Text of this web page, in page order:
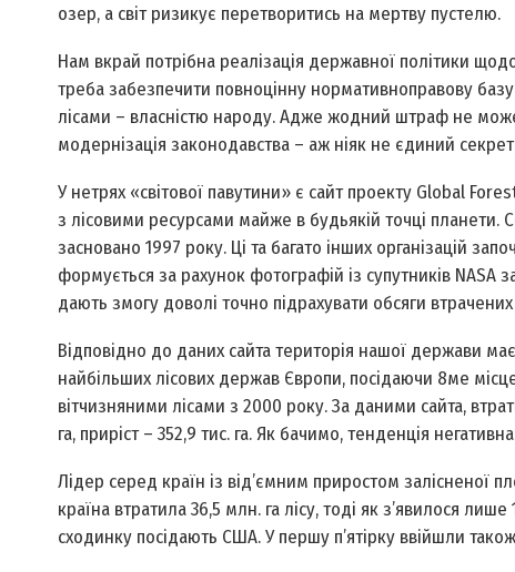
озер, а світ ризикує перетворитись на мертву пустелю.
Нам вкрай потрібна реалізація державної політики
треба забезпечити повноцінну нормативно­правову
лісами – власністю народу. Адже жодний штраф не
модернізація законодавства – аж ніяк не єдиний секрет
У нетрях «світової павутини» є сайт проекту Global
з лісовими ресурсами майже в будь­якій точці планети.
засновано 1997 року. Ці та багато інших організацій
формується за рахунок фотографій із супутників NASA
дають змогу доволі точно підрахувати обсяги
Відповідно до даних сайта територія нашої держави
найбільших лісових держав Європи, посідаючи 8­ме
віт­чизняними лісами з 2000 року. За даними сайта,
га, приріст – 352,9 тис. га. Як бачимо, тенденція
Лідер серед країн із від’ємним приростом залісненої
країна втратила 36,5 млн. га лісу, тоді як з’явилося
сходинку посідають США. У першу п’ятірку ввійшли